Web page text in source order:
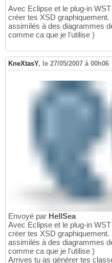
Avec Eclipse et le plug-in
créer tes XSD
assimilés à des diagrammes
comme ca que je l'utilise )
KneXtasY, le 27/05/2007 à 00h06
Envoyé par HellSea
Avec Eclipse et le plug-in
créer tes XSD
assimilés à des diagrammes
comme ca que je l'utilise )
Arrives tu as générer tes